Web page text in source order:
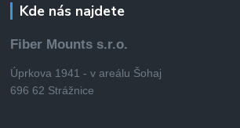
Kde nás najdete
Fiber Mounts s.r.o.
Úprkova 1941 - v areálu Šohaj
696 62 Strážnice